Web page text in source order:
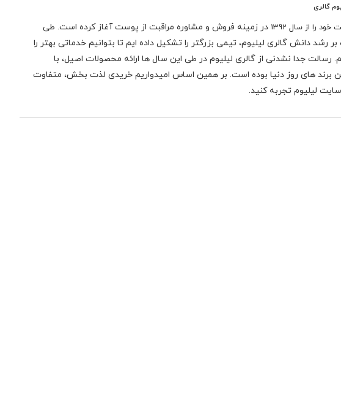
گالری
را از سال 1392
در زمینه فروش و مشاوره مراقبت از پوست آغاز کرده است. طی
رشد دانش گالری لیلیوم، تیمی بزرگتر را تشکیل داده ایم تا بتوانیم خدماتی بهتر را
رسالت جدا نشدنی از گالری لیلیوم در طی این سال ها ارائه محصولات اصیل، با
برند های روز دنیا بوده است. بر همین اساس امیدواریم خریدی لذت بخش، متفاوت
لیلیوم تجربه کنید.